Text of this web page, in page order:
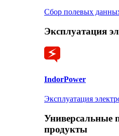
Сбор полевых
Эксплуатация
IndorPower
Эксплуатация
Универсальные
продукты